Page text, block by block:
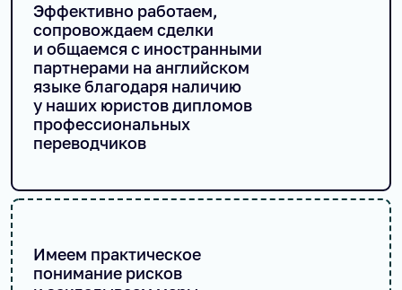
Эффективно работаем,
сопровождаем сделки
и общаемся с иностранными
партнерами на английском
языке благодаря наличию
у наших юристов дипломов
профессиональных
переводчиков
Имеем практическое
понимание рисков